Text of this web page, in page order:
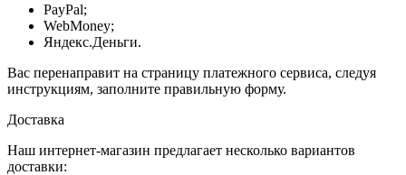
PayPal;
WebMoney;
Яндекс.Деньги.
Вас перенаправит на страницу платежного сервиса, следуя
инструкциям, заполните правильную форму.
Доставка
Наш интернет-магазин предлагает несколько вариантов
доставки: